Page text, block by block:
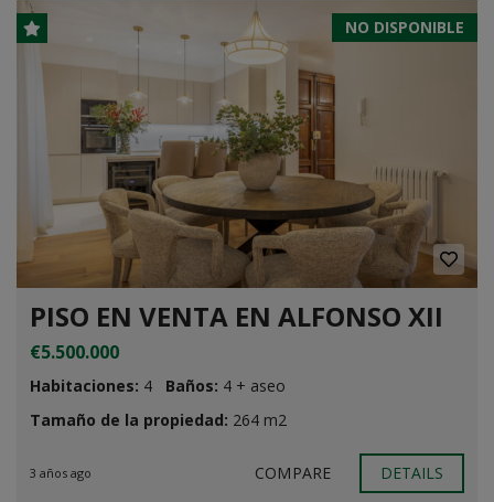
NO DISPONIBLE
PISO EN VENTA EN ALFONSO XII
€5.500.000
Habitaciones: 4 Baños: 4 + aseo
Tamaño de la propiedad: 264 m2
3 años ago COMPARE DETAILS